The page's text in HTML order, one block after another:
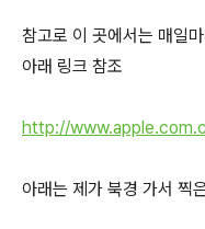
참고로 이 곳에서는 매일
아래 링크 참조
http://
아래는 제가 북경 가서 찍